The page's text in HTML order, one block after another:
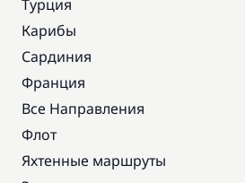
Турция
Карибы
Сардиния
Франция
Все Направления
Флот
Яхтенные маршруты